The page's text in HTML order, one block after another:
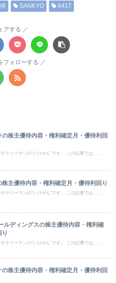
SANKYO 6417
アする
フォローする
株主優待内容・権利確定月・優待利回
ラリーマンの“いけやん”です。 この記事では、 ...
主優待内容・権利確定月・優待利回り
ラリーマンの“いけやん”です。 この記事では、 ...
ルディングスの株主優待内容・権利確
り
ラリーマンの“いけやん”です。 この記事では、 ...
株主優待内容・権利確定月・優待利回